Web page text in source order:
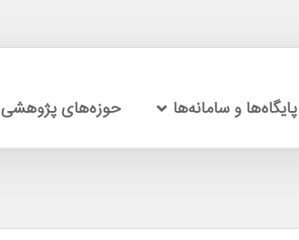
پایگاه‌ها و سامانه‌ها حوزه‌های پژوهشی